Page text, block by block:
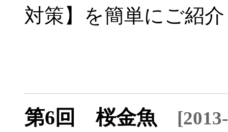
対策】を簡単にご紹
第6回 桜金魚